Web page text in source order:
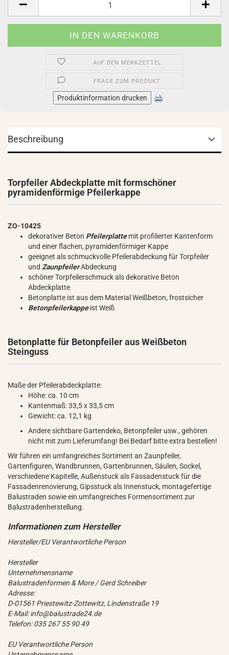
AUF DEN MERKZETTEL
FRAGE ZUM PRODUKT
Produktinformation drucken
Beschreibung
Torpfeiler Abdeckplatte mit formschöner
pyramidenförmige Pfeilerkappe
ZO-10425
dekorativer Beton Pfeilerplattemit profilierter Kantenform
und einer flachen, pyramidenförmiger Kappe
geeignet als schmuckvolle Pfeilerabdeckung für Torpfeiler
und ZaunpfeilerAbdeckung
schöner Torpfeilerschmuck als dekorative Beton
Abdeckplatte
Betonplatte ist aus dem Material Weißbeton, frostsicher
Betonpfeilerkappeist Weiß
Betonplatte für Betonpfeiler aus Weißbeton
Steinguss
Maße der Pfeilerabdeckplatte:
Höhe: ca. 10 cm
Kantenmaß: 33,5 x 33,5 cm
Gewicht: ca. 12,1 kg
Andere sichtbare Gartendeko, Betonpfeiler usw., gehören
nicht mit zum Lieferumfang! Bei Bedarf bitte extra bestellen!
Wir führen ein umfangreiches Sortiment an Zaunpfeiler,
Gartenfiguren, Wandbrunnen, Gartenbrunnen, Säulen, Sockel,
verschiedene Kapitelle, Außenstuck als Fassadenstuck für die
Fassadenrenovierung, Gipsstuck als Innenstuck, montagefertige
Balustraden sowie ein umfangreiches Formensortiment zur
Balustradenherstellung.
Hersteller/EU Verantwortliche Person
Hersteller
Unternehmensname
Balustradenformen & More / Gerd Schreiber
Adresse:
D-01561 Priestewitz-Zottewitz, Lindenstraße 19
E-Mail: info@balustrade24.de
Telefon: 035 267 55 90 49
EU Verantwortliche Person